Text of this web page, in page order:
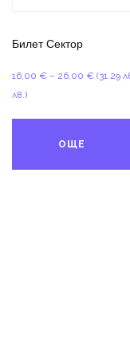
Билет Сектор
16,00 € – 26,00 € Price
(31.29
лв.)
ОЩЕ